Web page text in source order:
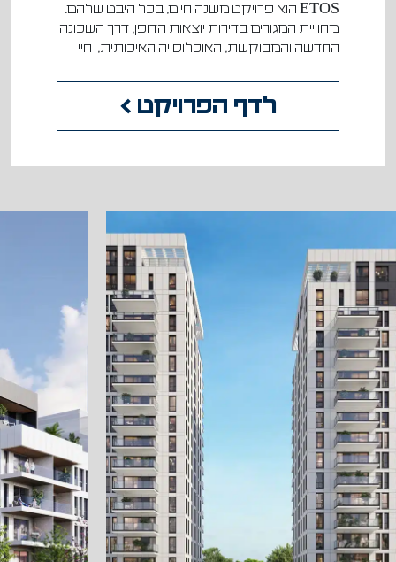
ETOS הוא פרויקט משנה חיים, בכל היבט שלהם.
מחוויית המגורים בדירות יוצאות הדופן, דרך השכונה
החדשה והמבוקשת, האוכלוסייה האיכותית, חיי
לדף הפרויקט >